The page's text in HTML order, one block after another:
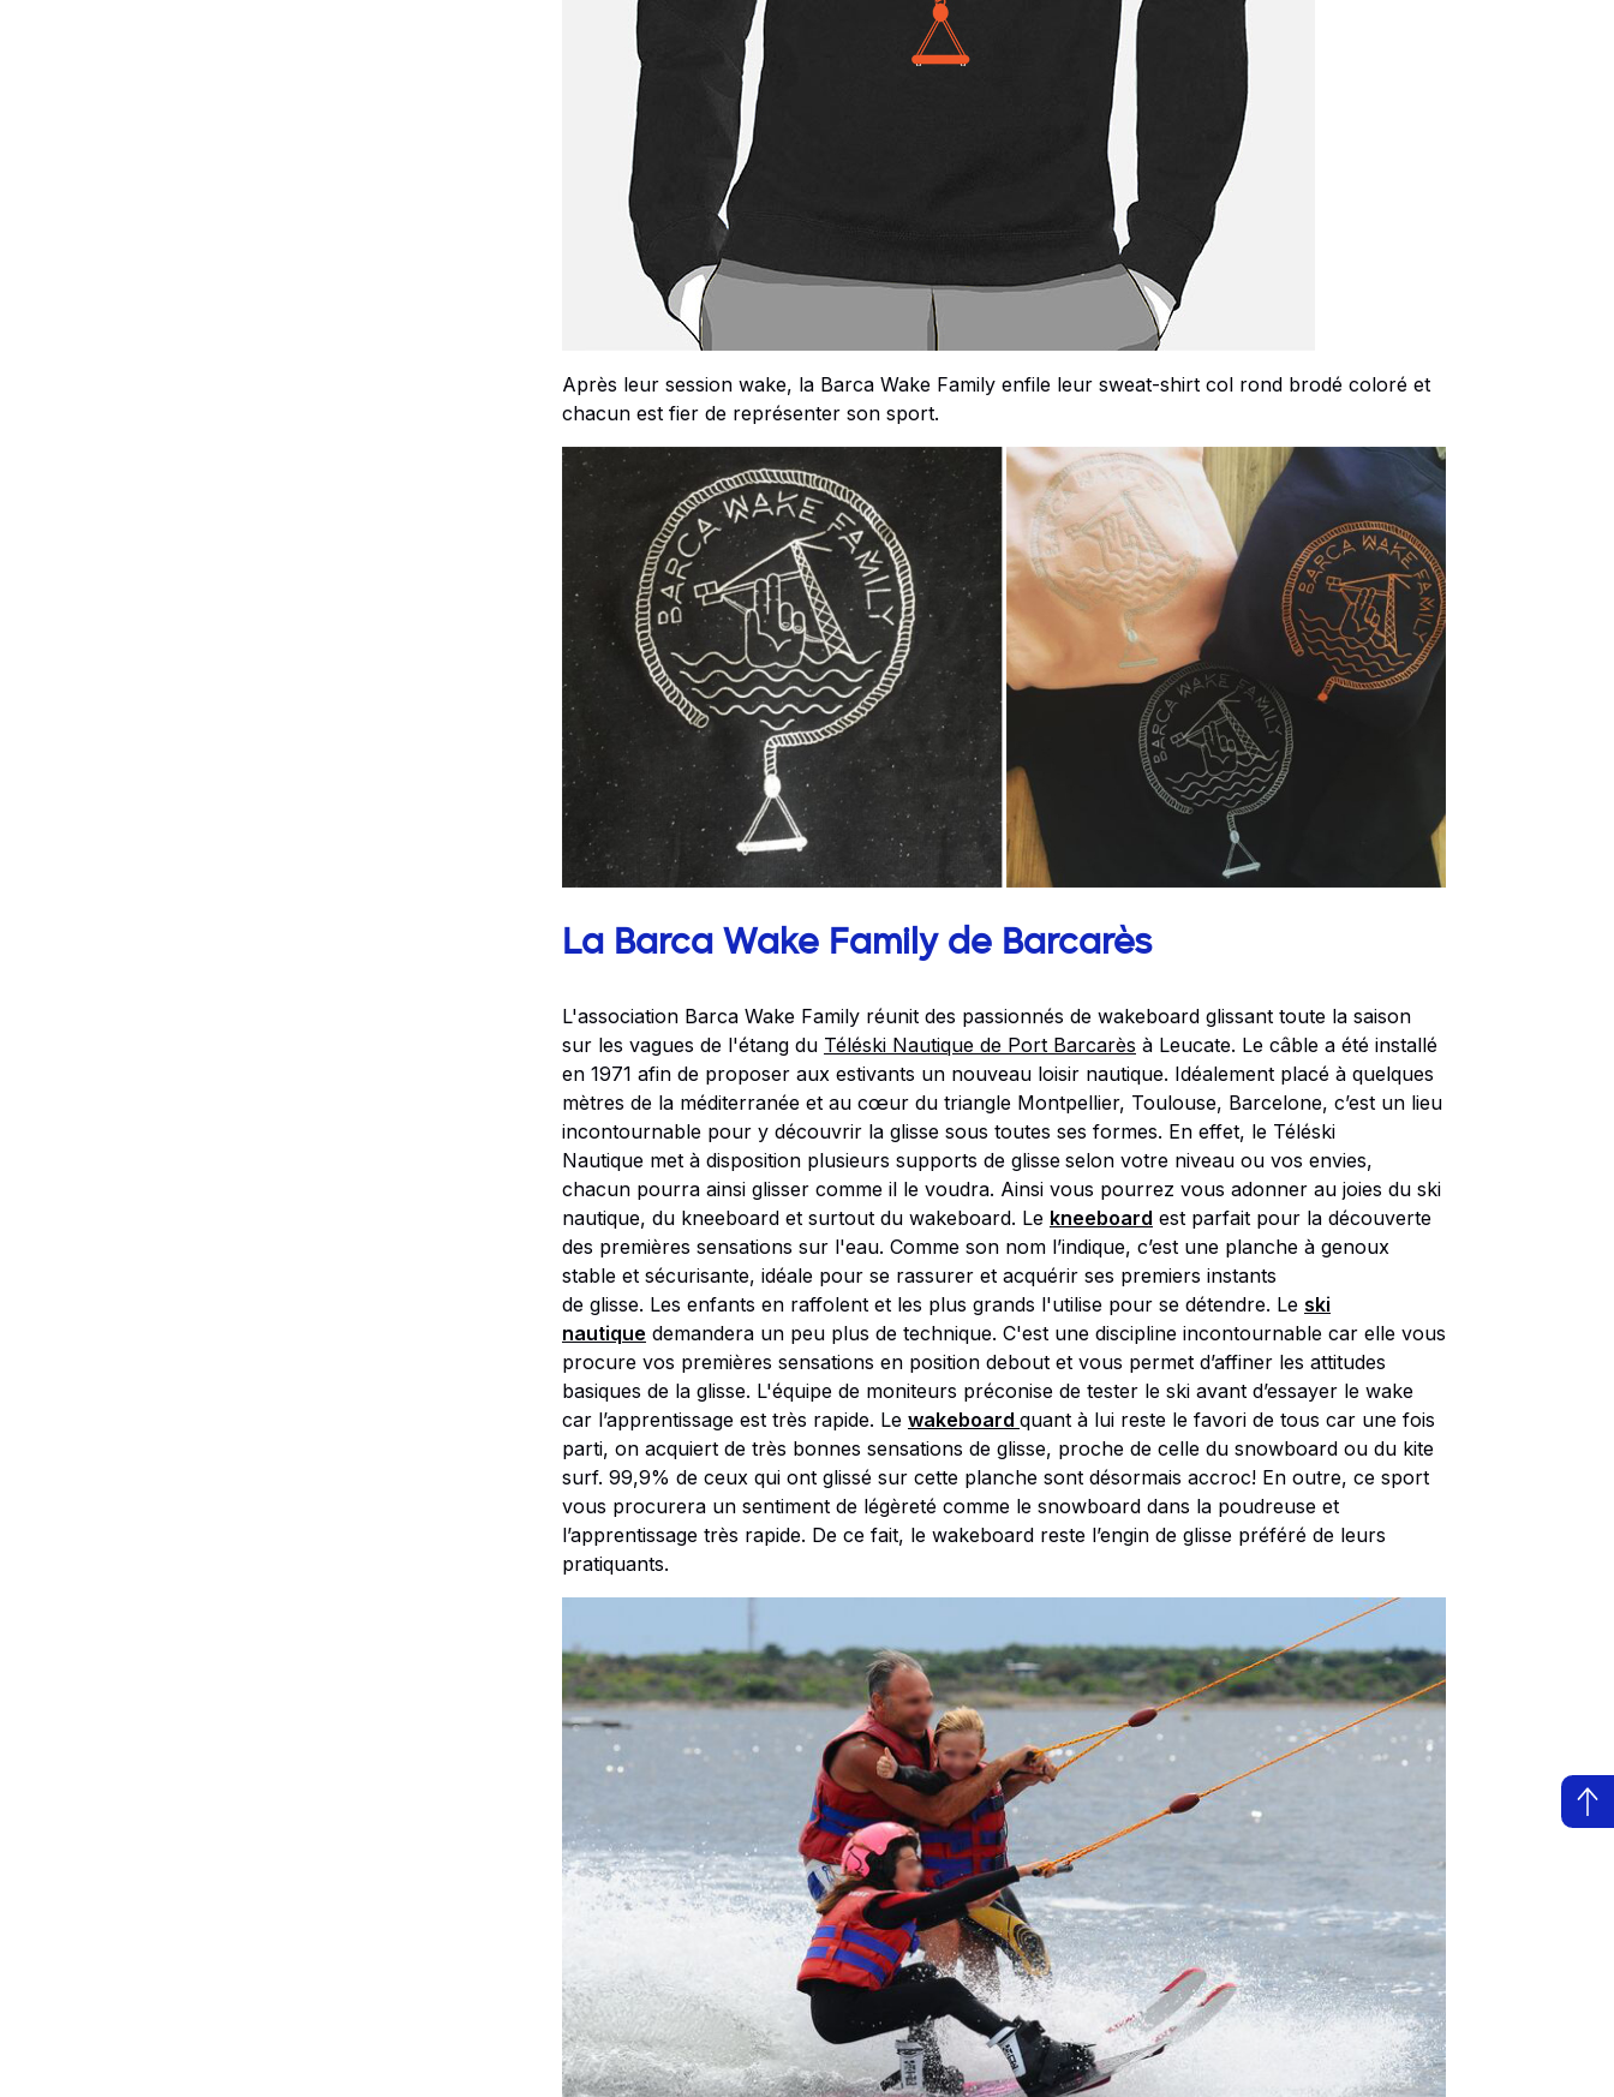
Après leur session wake, la Barca Wake Family enfile leur sweat-shirt col rond brodé coloré et
chacun est fier de représenter son sport.
La Barca Wake Family de Barcarès
L'association Barca Wake Family réunit des passionnés de wakeboard glissant toute la saison
sur les vagues de l'étang du Téléski Nautique de Port Barcarès à Leucate. Le câble a été installé
en 1971 afin de proposer aux estivants un nouveau loisir nautique. Idéalement placé à quelques
mètres de la méditerranée et au cœur du triangle Montpellier, Toulouse, Barcelone, c’est un lieu
incontournable pour y découvrir la glisse sous toutes ses formes. En effet, le Téléski
Nautique met à disposition plusieurs supports de glisse selon votre niveau ou vos envies,
chacun pourra ainsi glisser comme il le voudra. Ainsi vous pourrez vous adonner au joies du ski
nautique, du kneeboard et surtout du wakeboard. Le kneeboard est parfait pour la découverte
des premières sensations sur l'eau. Comme son nom l’indique, c’est une planche à genoux
stable et sécurisante, idéale pour se rassurer et acquérir ses premiers instants
de glisse. Les enfants en raffolent et les plus grands l'utilise pour se détendre. Le ski
nautique demandera un peu plus de technique. C'est une discipline incontournable car elle vous
procure vos premières sensations en position debout et vous permet d’affiner les attitudes
basiques de la glisse. L'équipe de moniteurs préconise de tester le ski avant d’essayer le wake
car l’apprentissage est très rapide. Le wakeboard quant à lui reste le favori de tous car une fois
parti, on acquiert de très bonnes sensations de glisse, proche de celle du snowboard ou du kite
surf. 99,9% de ceux qui ont glissé sur cette planche sont désormais accroc! En outre, ce sport
vous procurera un sentiment de légèreté comme le snowboard dans la poudreuse et
l’apprentissage très rapide. De ce fait, le wakeboard reste l’engin de glisse préféré de leurs
pratiquants.